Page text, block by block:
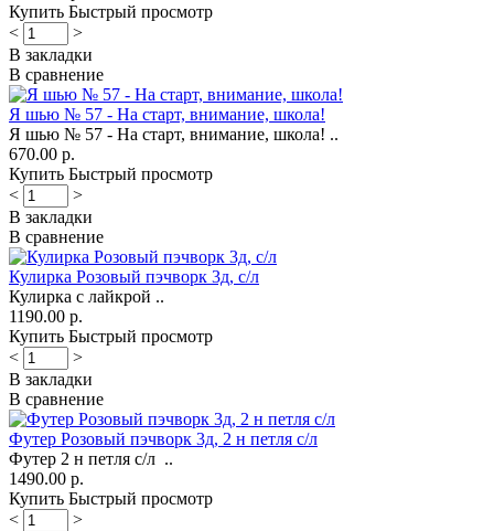
Купить Быстрый просмотр
<
>
В закладки
В сравнение
Я шью № 57 - На старт, внимание, школа!
Я шью № 57 - На старт, внимание, школа! ..
670.00 р.
Купить Быстрый просмотр
<
>
В закладки
В сравнение
Кулирка Розовый пэчворк 3д, с/л
Кулирка с лайкрой ..
1190.00 р.
Купить Быстрый просмотр
<
>
В закладки
В сравнение
Футер Розовый пэчворк 3д, 2 н петля с/л
Футер 2 н петля с/л ..
1490.00 р.
Купить Быстрый просмотр
<
>